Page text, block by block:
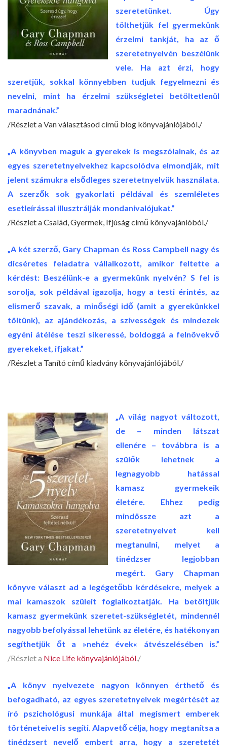
szeretetünket. Úgy
tölthetjük fel gyermekünk
érzelmi tankját, ha az ő
szeretetnyelvén beszélünk
vele. Ha azt érzi, hogy
szeretjük, sokkal könnyebben tudjuk fegyelmezni és
nevelni, mint ha érzelmi szükségletei betöltetlenül
maradnának.”
/Részlet a Van választásod című blog könyvajánlójából./
„A könyvben maguk a gyerekek is megszólalnak, és az
egyes szeretetnyelvekhez kapcsolódva elmondják, mit
jelent számukra elsődleges szeretetnyelvük használata.
A szerzők sok gyakorlati példával és szemléletes
esetleírással illusztrálják mondanivalójukat.”
/Részlet a Család, Gyermek, Ifjúság című könyvajánlóból./
„A két szerző, Gary Chapman és Ross Campbell nagy és
dicséretes feladatra vállalkozott, amikor feltette a
kérdést: Beszélünk-e a gyermekünk nyelvén? S fel is
sorolja, sok példával igazolja, hogy a testi érintés, az
elismerő szavak, a minőségi idő (amit a gyerekünkkel
töltünk), az ajándékozás, a szívességek és mindezek
egyéni átélése teszi sikeressé, boldoggá a felnövekvő
gyerekeket, ifjakat.”
/Részlet a Tanító című kiadvány könyvajánlójából./
„A világ nagyot változott,
de – minden látszat
ellenére – továbbra is a
szülők lehetnek a
legnagyobb hatással
kamasz gyermekeik
életére. Ehhez pedig
mindössze azt a
szeretetnyelvet kell
megtanulni, melyet a
tinédzser legjobban
megért. Gary Chapman
könyve választ ad a legégetőbb kérdésekre, melyek a
mai kamaszok szüleit foglalkoztatják. Ha betöltjük
kamasz gyermekünk szeretet-szükségletét, mindennél
nagyobb befolyással lehetünk az életére, és hatékonyan
segíthetjük őt a »nehéz évek« átvészelésében is.”
/Részlet a Nice Life könyvajánlójából./
„A könyv nyelvezete nagyon könnyen érthető és
befogadható, az egyes szeretetnyelvek megértését az
író pszichológusi munkája által megismert emberek
történeteivel is segíti. Alapvető célja, hogy megtanítsa a
tinédzsert nevelő embert arra, hogy a szeretetét